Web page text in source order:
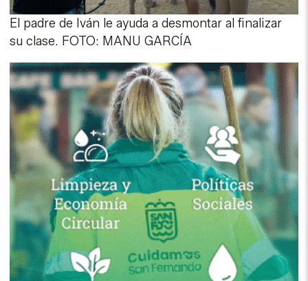
El padre de Iván le ayuda a desmontar al finalizar
su clase. FOTO: MANU GARCÍA